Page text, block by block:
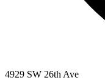
4929 SW 26th Ave